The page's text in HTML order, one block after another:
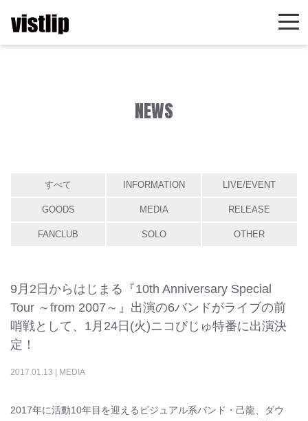
NEWS
すべて INFORMATION LIVE/EVENT
GOODS MEDIA RELEASE
FANCLUB SOLO OTHER
9月2日からはじまる『10th Anniversary Special
Tour ～from 2007～』出演の6バンドがライブの前
哨戦として、1月24日(火)ニコびじゅ特番に出演決
定！
2017.01.13 MEDIA
2017年に活動10年目を迎えるビジュアル系バンド・己龍、ダウ